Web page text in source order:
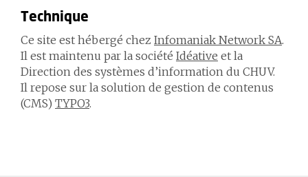
Technique
Ce site est hébergé chez Infomaniak Network SA.
Il est maintenu par la société Idéative et la
Direction des systèmes d’information du CHUV.
Il repose sur la solution de gestion de contenus
(CMS) TYPO3.